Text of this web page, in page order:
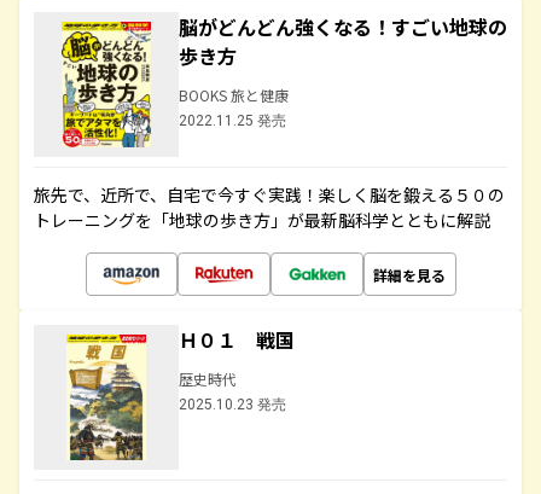
脳がどんどん強くなる！すごい地球の
歩き方
BOOKS 旅と健康
2022.11.25 発売
旅先で、近所で、自宅で今すぐ実践！楽しく脳を鍛える５０の
トレーニングを「地球の歩き方」が最新脳科学とともに解説
詳細を見る
Ｈ０１ 戦国
歴史時代
2025.10.23 発売